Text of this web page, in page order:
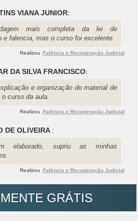
VIANA JUNIOR:
mais completa da lei de
e falencia, mas o curso foi excelente
Realizou Falência e Recuperação Judicial
DA SILVA FRANCISCO:
e organização do material de
curso da aula.
Realizou Falência e Recuperação Judicial
DE OLIVEIRA :
elaborado, supriu as minhas
Realizou Falência e Recuperação Judicial
GRÁTIS